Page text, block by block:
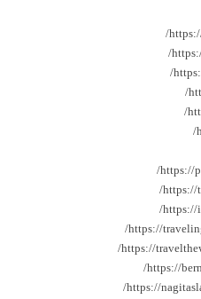
https://
https://
https://
https://
https://
https://
https://